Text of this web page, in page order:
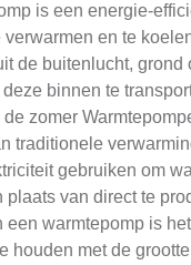
is een energie-
verwarmen en te
de buitenlucht, grond
binnen te
zomer
traditionele
gebruiken om
plaats van direct te
een warmtepomp is
houden met de